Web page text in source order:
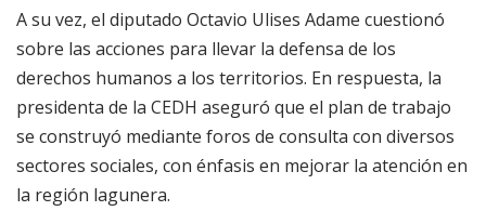
A su vez, el diputado Octavio Ulises Adame cuestionó
sobre las acciones para llevar la defensa de los
derechos humanos a los territorios. En respuesta, la
presidenta de la CEDH aseguró que el plan de trabajo
se construyó mediante foros de consulta con diversos
sectores sociales, con énfasis en mejorar la atención en
la región lagunera.